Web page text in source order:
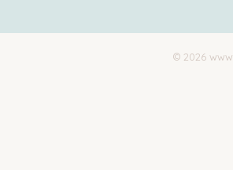
© 2026